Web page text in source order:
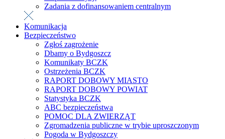
Zadania z dofinansowaniem centralnym
Komunikacja
Bezpieczeństwo
Zgłoś zagrożenie
Dbamy o Bydgoszcz
Komunikaty BCZK
Ostrzeżenia BCZK
RAPORT DOBOWY MIASTO
RAPORT DOBOWY POWIAT
Statystyka BCZK
ABC bezpieczeństwa
POMOC DLA ZWIERZĄT
Zgromadzenia publiczne w trybie uproszczonym
Pogoda w Bydgoszczy